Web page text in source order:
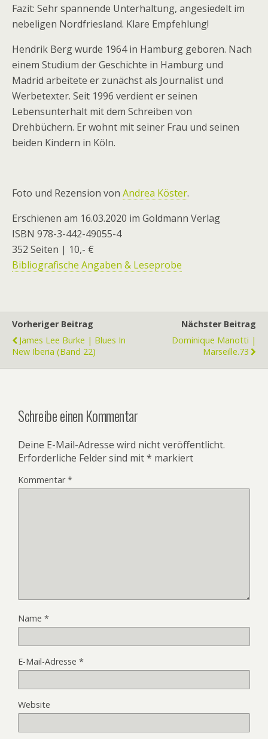
Fazit: Sehr spannende Unterhaltung, angesiedelt im
nebeligen Nordfriesland. Klare Empfehlung!
Hendrik Berg wurde 1964 in Hamburg geboren. Nach
einem Studium der Geschichte in Hamburg und
Madrid arbeitete er zunächst als Journalist und
Werbetexter. Seit 1996 verdient er seinen
Lebensunterhalt mit dem Schreiben von
Drehbüchern. Er wohnt mit seiner Frau und seinen
beiden Kindern in Köln.
Foto und Rezension von Andrea Köster.
Erschienen am 16.03.2020 im Goldmann Verlag
ISBN 978-3-442-49055-4
352 Seiten | 10,- €
Bibliografische Angaben & Leseprobe
Vorheriger Beitrag
James Lee Burke | Blues In
New Iberia (Band 22)
Nächster Beitrag
Dominique Manotti |
Marseille.73
Schreibe einen Kommentar
Deine E-Mail-Adresse wird nicht veröffentlicht.
Erforderliche Felder sind mit* markiert
Kommentar*
Name *
E-Mail-Adresse *
Website